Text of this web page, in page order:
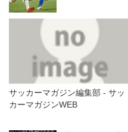
サッカーマガジン編集部 - サッ
カーマガジンWEB